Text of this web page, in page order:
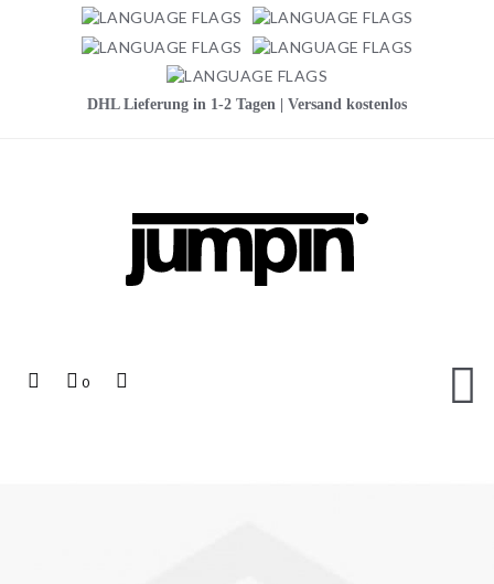
DHL Lieferung in 1-2 Tagen | Versand kostenlos
Mein
0